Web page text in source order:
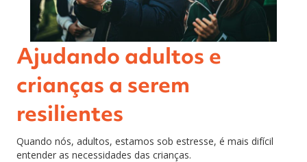
Ajudando adultos e
crianças a serem
resilientes
Quando nós, adultos, estamos sob estresse, é mais difícil
entender as necessidades das crianças.